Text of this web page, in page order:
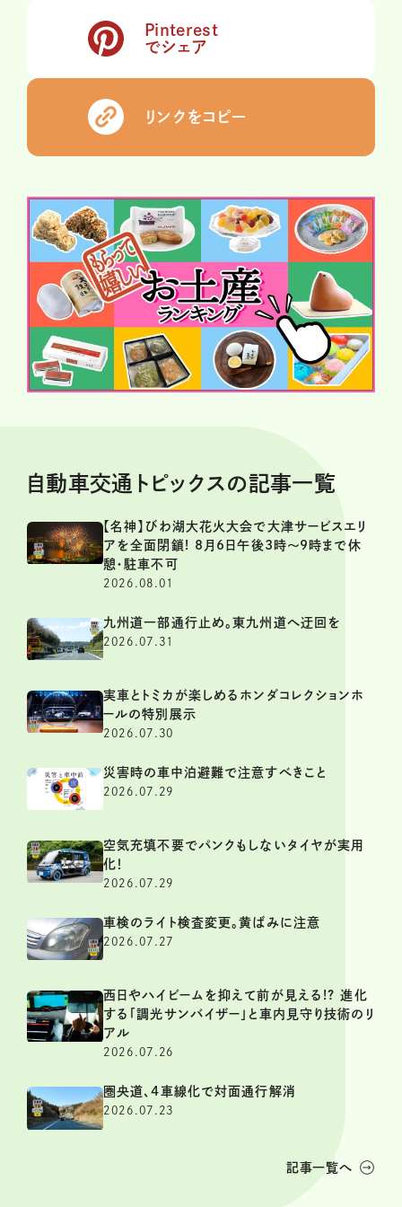
Pinterest
でシェア
リンクをコピー
自動車交通トピックスの記事一覧
【名神】びわ湖大花火大会で大津サービスエリ
アを全面閉鎖! 8月6日午後3時～9時まで休
憩・駐車不可
2026.08.01
九州道一部通行止め。東九州道へ迂回を
2026.07.31
実車とトミカが楽しめるホンダコレクションホ
ールの特別展示
2026.07.30
災害時の車中泊避難で注意すべきこと
2026.07.29
空気充填不要でパンクもしないタイヤが実用
化！
2026.07.29
車検のライト検査変更。黄ばみに注意
2026.07.27
西日やハイビームを抑えて前が見える!? 進化
する「調光サンバイザー」と車内見守り技術のリ
アル
2026.07.26
圏央道、4車線化で対面通行解消
2026.07.23
記事一覧へ